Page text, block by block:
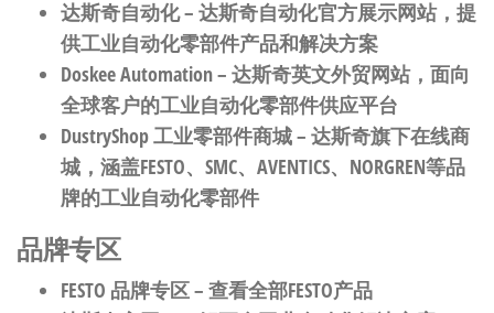
达斯奇自动化– 达斯奇自动化官方展示网站，提
供工业自动化零部件产品和解决方案
Doskee Automation– 达斯奇英文外贸网站，面向
全球客户的工业自动化零部件供应平台
DustryShop 工业零部件商城– 达斯奇旗下在线商
城，涵盖FESTO、SMC、AVENTICS、NORGREN等品
牌的工业自动化零部件
品牌专区
FESTO 品牌专区– 查看全部FESTO产品